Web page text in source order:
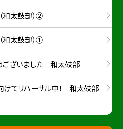
和太鼓部）②
和太鼓部）①
ございました 和太鼓部
てリハーサル中！ 和太鼓部